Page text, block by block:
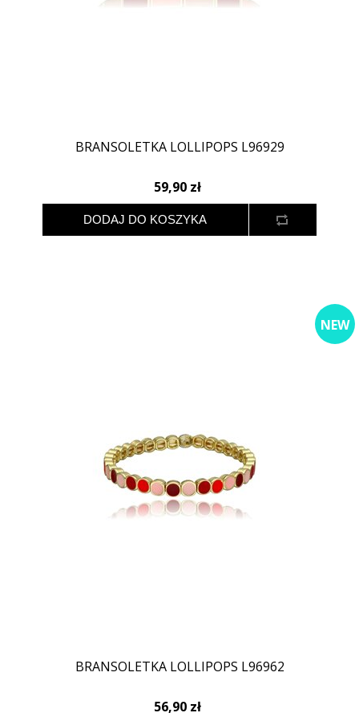
BRANSOLETKA LOLLIPOPS L96929
59,90 zł
BRANSOLETKA LOLLIPOPS L96962
NEW
56,90 zł